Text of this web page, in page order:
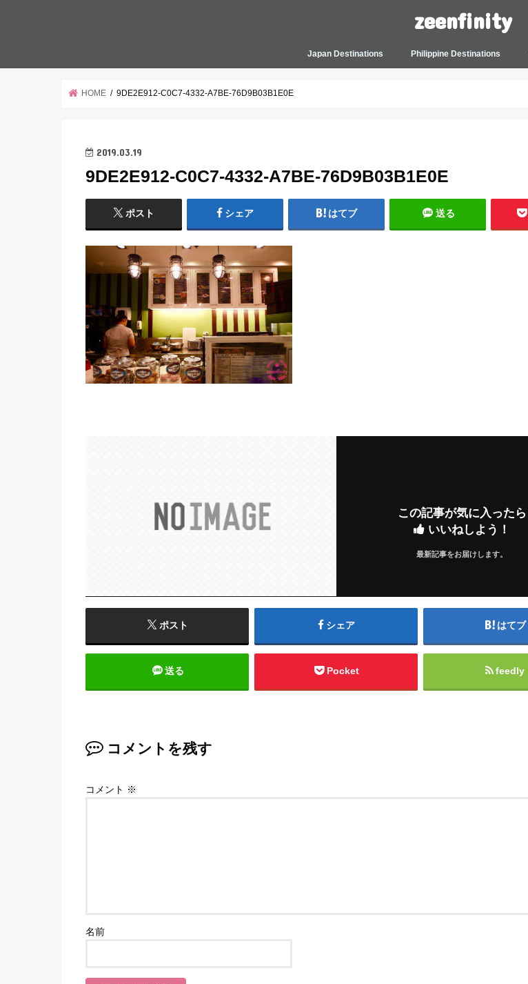
zeenfinity
Japan Destinations Philippine Destinations
HOME 9DE2E912-C0C7-4332-A7BE-76D9B03B1E0E
2019.03.19
9DE2E912-C0C7-4332-A7BE-76D9B03B1E0E
ポスト シェア はてブ 送る
この記事が気に入ったら
いいねしよう！
最新記事をお届けします。
ポスト シェア はてブ
送る Pocket feedly
コメントを残す
コメント ※
名前